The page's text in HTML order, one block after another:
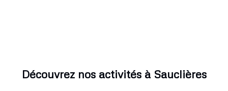
Découvrez nos activités à Sauclières